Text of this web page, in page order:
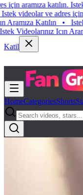
videolar ve adres için
Katılın•Istek
Videolarınız Icın
aramıza katılın. Istek
Katil
HomeCategoriesShorts